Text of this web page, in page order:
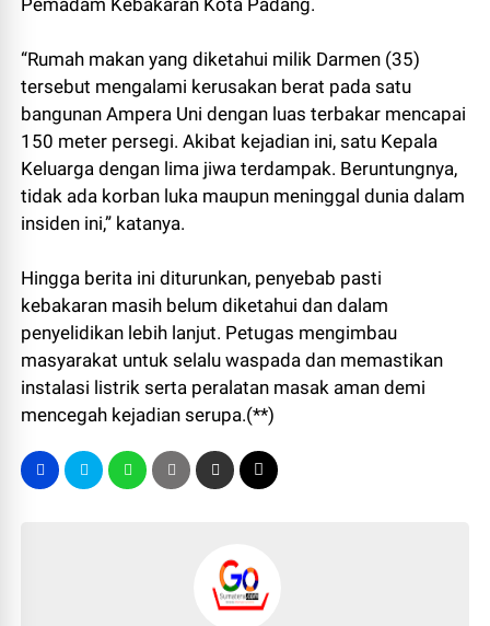
Pemadam Kebakaran Kota Padang.
“Rumah makan yang diketahui milik Darmen (35)
tersebut mengalami kerusakan berat pada satu
bangunan Ampera Uni dengan luas terbakar mencapai
150 meter persegi. Akibat kejadian ini, satu Kepala
Keluarga dengan lima jiwa terdampak. Beruntungnya,
tidak ada korban luka maupun meninggal dunia dalam
insiden ini,” katanya.
Hingga berita ini diturunkan, penyebab pasti
kebakaran masih belum diketahui dan dalam
penyelidikan lebih lanjut. Petugas mengimbau
masyarakat untuk selalu waspada dan memastikan
instalasi listrik serta peralatan masak aman demi
mencegah kejadian serupa.(**)